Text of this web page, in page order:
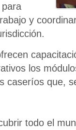
y
los
caseríos que,
todo el